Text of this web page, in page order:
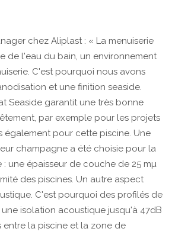
chez Aliplast : « La menuiserie
de l'eau du bain, un environnement
C'est pourquoi nous avons
et une finition seaside.
Seaside garantit une très bonne
par exemple pour les projets
également pour cette piscine. Une
champagne a été choisie pour la
: une épaisseur de couche de 25 mµ
des piscines. Un autre aspect
C'est pourquoi des profilés de
isolation acoustique jusqu'à 47dB
entre la piscine et la zone de